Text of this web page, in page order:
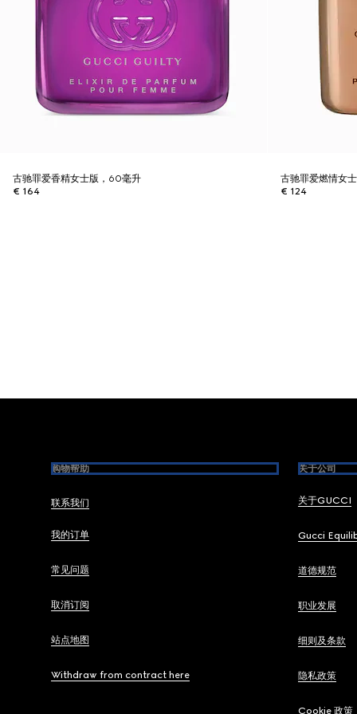
古驰罪爱香精女士版，60毫升
€ 164
古驰罪爱燃情女
€ 124
购物帮助
联系我们
我的订单
常见问题
取消订阅
站点地图
Withdraw from contract here
关于公司
关于GUCCI
Gucci
道德规范
职业发展
细则及条款
隐私政策
Cookie 政策